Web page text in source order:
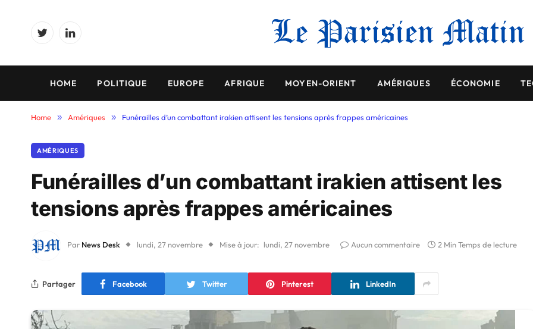
TwitterLinkedIn
HOME POLITIQUE EUROPE AFRIQUE MOYEN-ORIENT AMÉRIQUES ÉCONOMIE
Home » Amériques » Funérailles d’un combattant irakien attisent les tensions après frappes américaines
AMÉRIQUES
Funérailles d’un combattant irakien attisent les
tensions après frappes américaines
Par News Desk lundi, 27 novembre Mise à jour: lundi, 27 novembre Aucun commentaire 2 Min Temps de lecture
Partager Facebook Twitter Pinterest LinkedIn